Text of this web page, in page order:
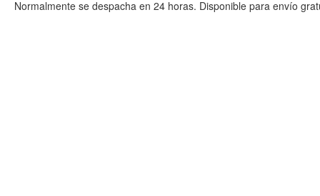
Normalmente se despacha en 24 horas. Disponible para envío